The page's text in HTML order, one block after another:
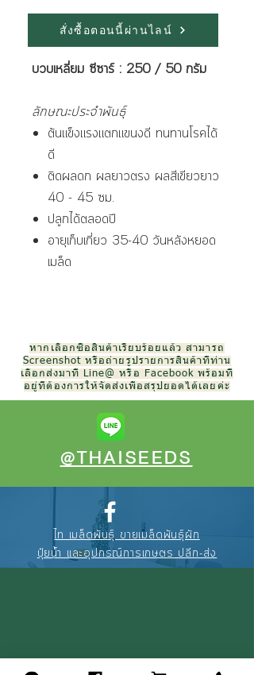
บวบเหลี่ยม ซีซาร์ : 250 / 50 กรัม
ลักษณะประจำพันธุ์
ต้นแข็งแรงแตกแขนงดี ทนทานโรคได้
ดี
ติดผลดก ผลยาวตรง ผลสีเขียวยาว
40 - 45 ซม.
ปลูกได้ตลอดปี
อายุเก็บเกี่ยว 35-40 วันหลังหยอด
เมล็ด
สั่งซื้อตอนนี้ผ่านไลน์
หากเลือกซื้อสินค้าเรียบร้อยแล้ว สามารถ
Screenshot หรือถ่ายรูปรายการสินค้าที่ท่าน
เลือกส่งมาที่ Line@ หรือ Facebook พร้อมที่
อยู่ที่ต้องการให้จัดส่งเพื่อสรุปยอดได้เลยค่ะ
@THAISEEDS
ไท เมล็ดพันธุ์ ขายเมล็ดพันธุ์ผัก
ปุ๋ยน้ำ และอุปกรณ์การเกษตร ปลีก-ส่ง